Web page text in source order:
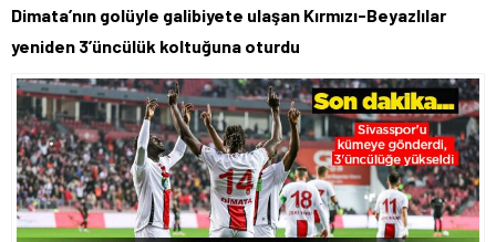
Dimata’nın golüyle galibiyete ulaşan Kırmızı-Beyazlılar
yeniden 3’üncülük koltuğuna oturdu